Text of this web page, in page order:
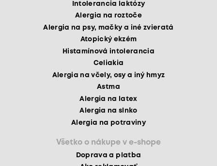
Intolerancia laktózy
Alergia na roztoče
Alergia na psy, mačky a iné zvieratá
Atopický ekzém
Histamínová intolerancia
Celiakia
Alergia na včely, osy a iný hmyz
Astma
Alergia na latex
Alergia na slnko
Alergia na potraviny
Všetko o nákupe v e-shope
Doprava a platba